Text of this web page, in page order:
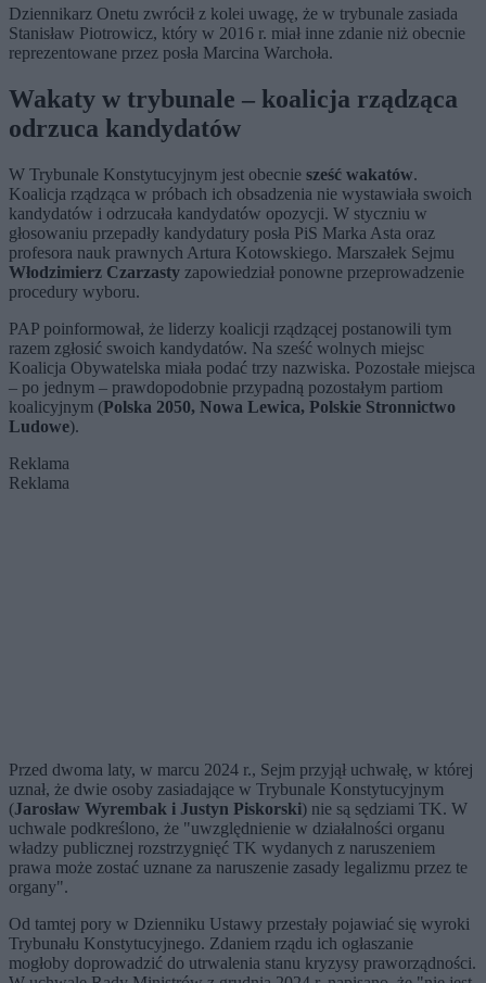
Dziennikarz Onetu zwrócił z kolei uwagę, że w trybunale zasiada
Stanisław Piotrowicz, który w 2016 r. miał inne zdanie niż obecnie
reprezentowane przez posła Marcina Warchoła.
Wakaty w trybunale – koalicja rządząca
odrzuca kandydatów
W Trybunale Konstytucyjnym jest obecnie sześć wakatów.
Koalicja rządząca w próbach ich obsadzenia nie wystawiała swoich
kandydatów i odrzucała kandydatów opozycji. W styczniu w
głosowaniu przepadły kandydatury posła PiS Marka Asta oraz
profesora nauk prawnych Artura Kotowskiego. Marszałek Sejmu
Włodzimierz Czarzasty zapowiedział ponowne przeprowadzenie
procedury wyboru.
PAP poinformował, że liderzy koalicji rządzącej postanowili tym
razem zgłosić swoich kandydatów. Na sześć wolnych miejsc
Koalicja Obywatelska miała podać trzy nazwiska. Pozostałe miejsca
– po jednym – prawdopodobnie przypadną pozostałym partiom
koalicyjnym (Polska 2050, Nowa Lewica, Polskie Stronnictwo
Ludowe).
Reklama
Reklama
Przed dwoma laty, w marcu 2024 r., Sejm przyjął uchwałę, w której
uznał, że dwie osoby zasiadające w Trybunale Konstytucyjnym
(Jarosław Wyrembak i Justyn Piskorski) nie są sędziami TK. W
uchwale podkreślono, że "uwzględnienie w działalności organu
władzy publicznej rozstrzygnięć TK wydanych z naruszeniem
prawa może zostać uznane za naruszenie zasady legalizmu przez te
organy".
Od tamtej pory w Dzienniku Ustawy przestały pojawiać się wyroki
Trybunału Konstytucyjnego. Zdaniem rządu ich ogłaszanie
mogłoby doprowadzić do utrwalenia stanu kryzysy praworządności.